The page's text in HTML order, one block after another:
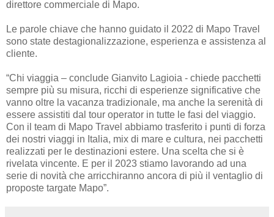
direttore commerciale di Mapo.
Le parole chiave che hanno guidato il 2022 di Mapo Travel
sono state destagionalizzazione, esperienza e assistenza al
cliente.
“Chi viaggia – conclude Gianvito Lagioia - chiede pacchetti
sempre più su misura, ricchi di esperienze significative che
vanno oltre la vacanza tradizionale, ma anche la serenità di
essere assistiti dal tour operator in tutte le fasi del viaggio.
Con il team di Mapo Travel abbiamo trasferito i punti di forza
dei nostri viaggi in Italia, mix di mare e cultura, nei pacchetti
realizzati per le destinazioni estere. Una scelta che si è
rivelata vincente. E per il 2023 stiamo lavorando ad una
serie di novità che arricchiranno ancora di più il ventaglio di
proposte targate Mapo”.